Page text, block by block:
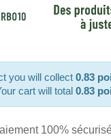
you will collect0.83
cart will total0.83
100%